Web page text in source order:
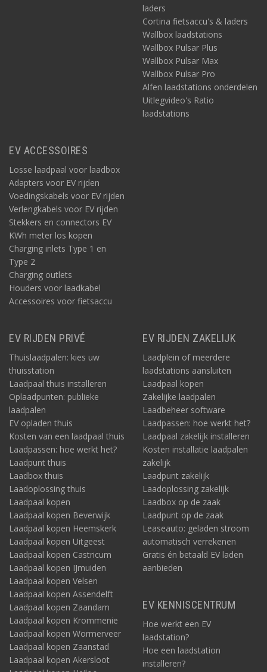
laders
Cortina fietsaccu's & laders
Wallbox laadstations
Wallbox Pulsar Plus
Wallbox Pulsar Max
Wallbox Pulsar Pro
Alfen laadstations onderdelen
Uitlegvideo's Ratio
laadstations
EV ACCESSOIRES
Losse laadpaal voor laadbox
Adapters voor EV rijden
Voedingskabels voor EV rijden
Verlengkabels voor EV rijden
Stekkers en connectors EV
KWh meter los kopen
Charging inlets Type 1 en
Type 2
Charging outlets
Houders voor laadkabel
Accessoires voor fietsaccu
EV RIJDEN PRIVÉ
Thuislaadpalen: kies uw
thuisstation
Laadpaal thuis installeren
Oplaadpunten: publieke
laadpalen
EV opladen thuis
Kosten van een laadpaal thuis
Laadpassen: hoe werkt het?
Laadpunt thuis
Laadbox thuis
Laadoplossing thuis
Laadpaal kopen
Laadpaal kopen Beverwijk
Laadpaal kopen Heemskerk
Laadpaal kopen Uitgeest
Laadpaal kopen Castricum
Laadpaal kopen IJmuiden
Laadpaal kopen Velsen
Laadpaal kopen Assendelft
Laadpaal kopen Zaandam
Laadpaal kopen Krommenie
Laadpaal kopen Wormerveer
Laadpaal kopen Zaanstad
Laadpaal kopen Akersloot
EV RIJDEN ZAKELIJK
Laadplein of meerdere
laadstations aansluiten
Laadpaal kopen
Zakelijke laadpalen
Laadbeheer software
Laadpassen: hoe werkt het?
Laadpaal zakelijk installeren
Kosten installatie laadpalen
zakelijk
Laadpunt zakelijk
Laadoplossing zakelijk
Laadbox op de zaak
Laadpunt op de zaak
Leaseauto: geladen stroom
automatisch verrekenen
Gratis én betaald EV laden
aanbieden
EV KENNISCENTRUM
Hoe werkt een EV
laadstation?
Hoe een laadstation
installeren?